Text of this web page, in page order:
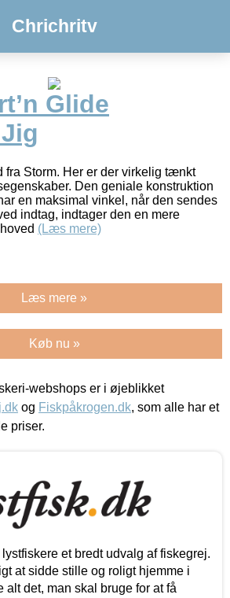
Chrichritv
Glide
fra Storm. Her er der virkelig tænkt
Den geniale konstruktion
en maksimal vinkel, når den sendes
indtag, indtager den en mere
(Læs mere)
Læs mere »
Køb nu »
webshops er i øjeblikket
og Fiskpåkrogen.dk, som alle har et
priser.
et bredt udvalg af fiskegrej.
at sidde stille og roligt hjemme i
alt det, man skal bruge for at få